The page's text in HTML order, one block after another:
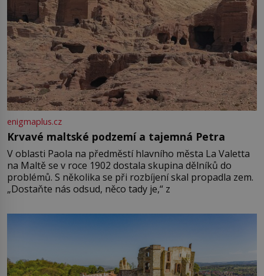
enigmaplus.cz
Krvavé maltské podzemí a tajemná Petra
V oblasti Paola na předměstí hlavního města La Valetta
na Maltě se v roce 1902 dostala skupina dělníků do
problémů. S několika se při rozbíjení skal propadla zem.
„Dostaňte nás odsud, něco tady je,“ z